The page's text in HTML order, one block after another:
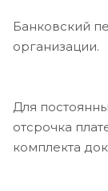
Банковский
организации.
Для
отсрочка
комплекта